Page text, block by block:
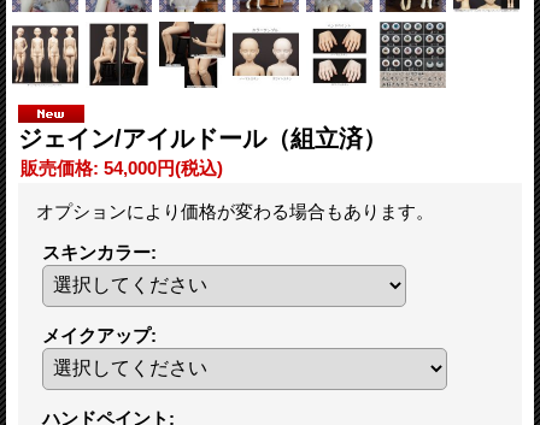
ジェイン/アイルドール（組立済）
販売価格: 54,000円(税込)
オプションにより価格が変わる場合もあります。
スキンカラー:
メイクアップ:
ハンドペイント :